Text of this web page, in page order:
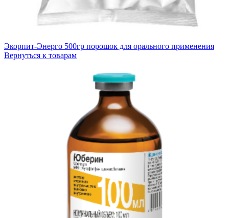
Экорпит-Энерго 500гр порошок для орального применения
Вернуться к товарам